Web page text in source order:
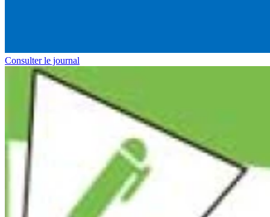
Consulter le journal